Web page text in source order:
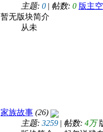
主题: 0 | 帖数: 0 版主
暂无版块简介
从未
家族故事 (26)
主题: 3259 | 帖数: 4万